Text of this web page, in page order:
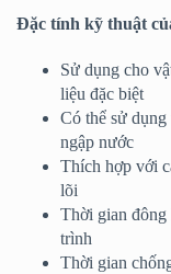
Đặc tính kỹ thuật
Sử dụng cho
liệu đặc biệt
Có thể sử
ngập nước
Thích hợp với
lõi
Thời gian đông
trình
Thời gian